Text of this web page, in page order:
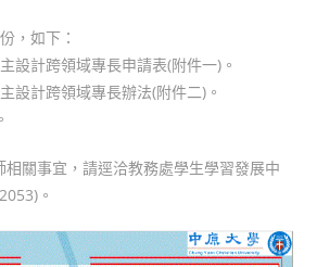
，如下：
設計跨領域專長申請表(附件一)。
設計跨領域專長辦法(附件二)。
相關事宜，請逕洽教務處學生學習發展中
。